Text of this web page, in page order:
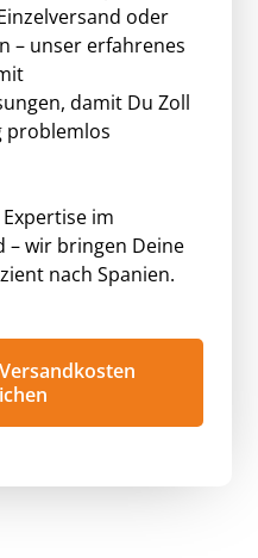
oder
– unser erfahrenes
damit Du Zoll
problemlos
im
– wir bringen Deine
nach Spanien.